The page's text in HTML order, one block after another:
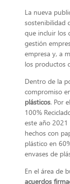
La nueva
sostenibilidad
que incluir los
gestión
empresa y, a
los productos
Dentro de la
compromiso
plásticos. Por
100%
este año
hechos con
plástico en
envases de
En el área de
acuerdos